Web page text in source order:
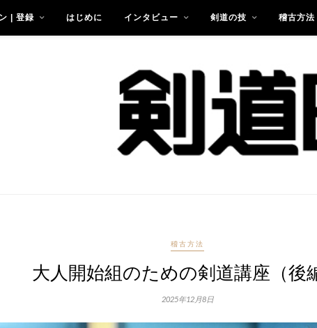
| 登録 はじめに インタビュー 剣道の技 稽古方法
稽古方法
大人開始組のための剣道講座（後
2025年12月8日